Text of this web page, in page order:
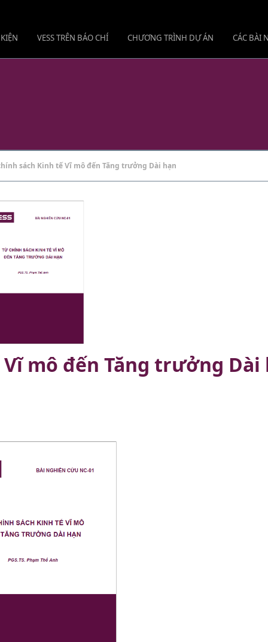
VESS TRÊN BÁO CHÍ CHƯƠNG TRÌNH DỰ ÁN CÁC BÀI
sách Kinh tế Vĩ mô đến Tăng trưởng Dài hạn
mô đến Tăng trưởng Dài